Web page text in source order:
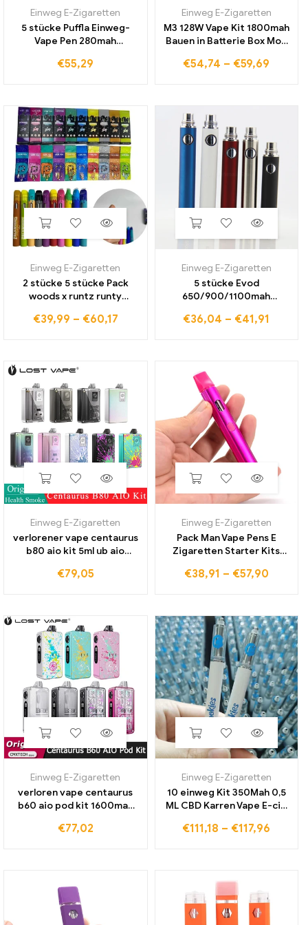
Einweg E-Zigaretten
5 stücke Puffla Einweg-
Vape Pen 280mah
leere Hülsen Keramik spule
€55,29
Einweg E-Zigaretten
M3 128W Vape Kit 1800mah
Bauen in Batterie Box Mod
Zigarette Kit vaper Vape
€54,74 – €59,69
Einweg E-Zigaretten
2 stücke 5 stücke Pack
woods x runtz runty
Pens 1ml e Zigaretten leere
€39,99 – €60,17
Einweg E-Zigaretten
5 stücke Evod
650/900/1100mah
Batterie für 510 Gewinde
€36,04 – €41,91
Einweg E-Zigaretten
verlorener vape centaurus
b80 aio kit 5ml ub aio
modus & ub ultra spule e-
€79,05
Einweg E-Zigaretten
Pack Man Vape Pens E
Zigaretten Starter Kits
Batterie Keramik spule leer
€38,91 – €57,90
Einweg E-Zigaretten
verloren vape centaurus
b60 aio pod kit 1600mah
patrone fit ub ultra spule
€77,02
Einweg E-Zigaretten
10 einweg Kit 350Mah 0,5
ML CBD Karren Vape E-cig
Spule Mit Cookies Licht
€111,18 – €117,96